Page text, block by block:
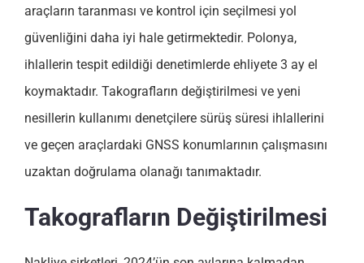
araçların taranması ve kontrol için seçilmesi yol
güvenliğini daha iyi hale getirmektedir. Polonya,
ihlallerin tespit edildiği denetimlerde ehliyete 3 ay el
koymaktadır. Takografların değiştirilmesi ve yeni
nesillerin kullanımı denetçilere sürüş süresi ihlallerini
ve geçen araçlardaki GNSS konumlarının çalışmasını
uzaktan doğrulama olanağı tanımaktadır.
Takografların Değiştirilmesi